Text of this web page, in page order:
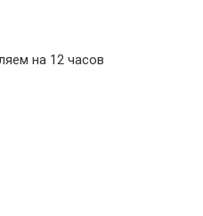
на 12 часов